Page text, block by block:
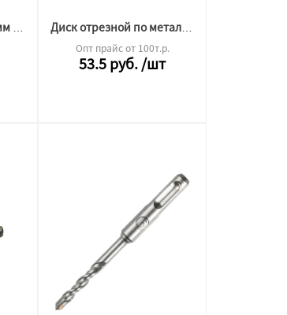
Опт прайс от 100т.р.
53.5руб./шт